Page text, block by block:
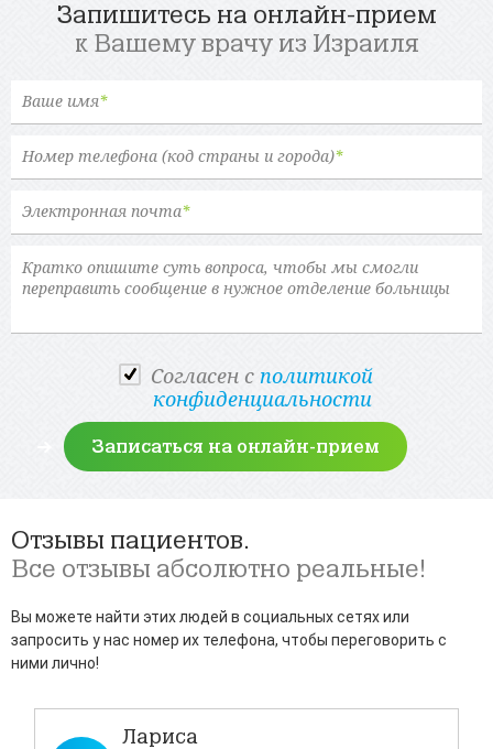
Запишитесь на онлайн-прием
к Вашему врачу из Израиля
Ваше имя*
Номер телефона (код страны и города)*
Электронная почта*
Cогласен с политикой
конфиденциальности
Отзывы пациентов.
Все отзывы абсолютно реальные!
Вы можете найти этих людей в социальных сетях или
запросить у нас номер их телефона, чтобы переговорить с
ними лично!
Лариса